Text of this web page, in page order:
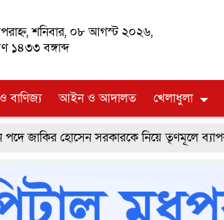
শনিবার, ০৮ আগস্ট ২০২৬,
১৪৩৩ বঙ্গাব্দ
বাণিজ্য আইন ও আদালত খেলাধুলা
হোসেন সরকারকে নিয়ে তৃণমূলে ব্যাপক প্রত্যাশা